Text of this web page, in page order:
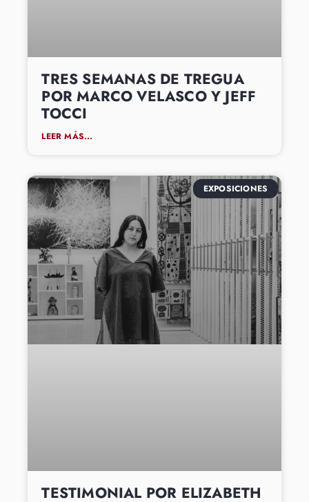
TRES SEMANAS DE TREGUA
POR MARCO VELASCO Y JEFF
TOCCI
LEER MÁS...
EXPOSICIONES
TESTIMONIAL POR ELIZABETH